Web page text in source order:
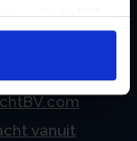
website blijft
lening
vanuit